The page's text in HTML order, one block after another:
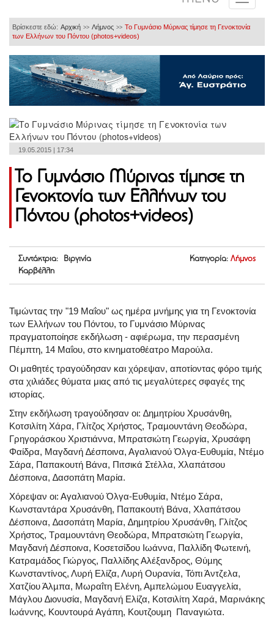
Βρίσκεστε εδώ: Αρχική >> Λήμνος >> Το Γυμνάσιο Μύρινας τίμησε τη Γενοκτονία
των Ελλήνων του Πόντου (photos+videos)
19.05.2015 | 17:34
Το Γυμνάσιο Μύρινας τίμησε τη
Γενοκτονία των Ελλήνων του
Πόντου (photos+videos)
Συντάκτρια: Βιργινία
Καρβέλλη
Κατηγορία: Λήμνος
Τιμώντας την "19 Μαΐου" ως ημέρα μνήμης για τη Γενοκτονία
των Ελλήνων του Πόντου, το Γυμνάσιο Μύρινας
πραγματοποίησε εκδήλωση - αφιέρωμα, την περασμένη
Πέμπτη, 14 Μαΐου, στο κινηματοθέατρο Μαρούλα.
Οι μαθητές τραγούδησαν και χόρεψαν, αποτίοντας φόρο τιμής
στα χιλιάδες θύματα μιας από τις μεγαλύτερες σφαγές της
ιστορίας.
Στην εκδήλωση τραγούδησαν οι: ∆ηµητρίου Χρυσάνθη,
Κοτσιλίτη Χάρα, Γλίτζος Χρήστος, Τραµουντάνη Θεοδώρα,
Γρηγοράσκου Χριστιάννα, Μπρατσιώτη Γεωργία, Χρυσάφη
Φαίδρα, Μαγδανή ∆έσποινα, Αγαλιανού Όλγα-Ευθυµία, Ντέµο
Σάρα, Παπακουτή Βάνα, Πιτσικά Στέλλα, Χλαπάτσου
∆έσποινα, ∆ασοπάτη Μαρία.
Χόρεψαν οι: Αγαλιανού Όλγα-Ευθυµία, Ντέµο Σάρα,
Κωνσταντάρα Χρυσάνθη, Παπακουτή Βάνα, Χλαπάτσου
∆έσποινα, ∆ασοπάτη Μαρία, ∆ηµητρίου Χρυσάνθη, Γλίτζος
Χρήστος, Τραµουντάνη Θεοδώρα, Μπρατσιώτη Γεωργία,
Μαγδανή ∆έσποινα, Κοσετσίδου Ιωάννα, Παλλίδη Φωτεινή,
Κατραµάδος Γιώργος, Παλλίδης Αλέξανδρος, Θύµης
Κωνσταντίνος, Λυρή Ελίζα, Λυρή Ουρανία, Τόπι Άντζελα,
Χατζίου Άλµπα, Μωραΐτη Ελένη, Αµπελώµου Ευαγγελία,
Μάγλου ∆ιονυσία, Μαγδανή Ελίζα, Κοτσιλίτη Χαρά, Μαρινάκης
Ιωάννης, Κουντουρά Αγάπη, Κουτζουµη Παναγιώτα.